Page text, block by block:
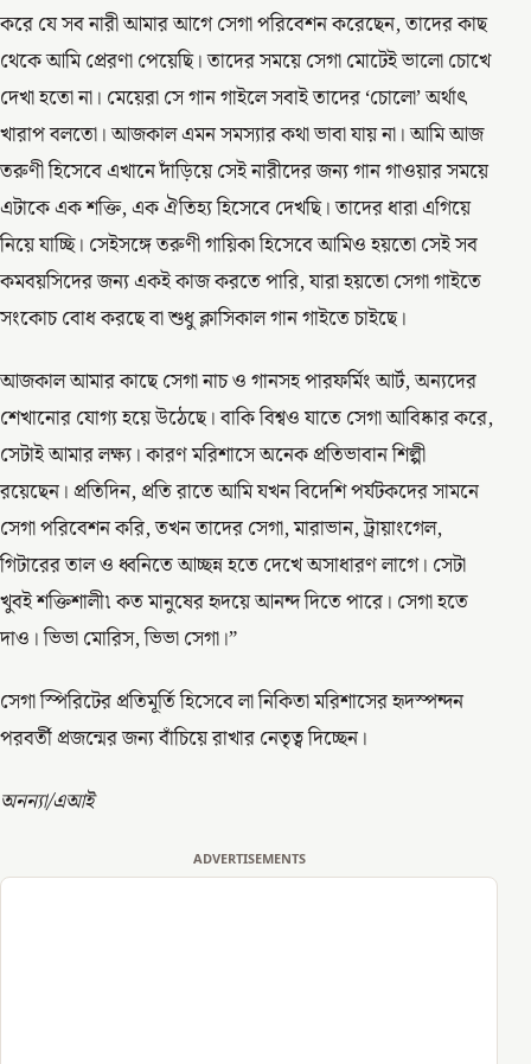
করে যে সব নারী আমার আগে সেগা পরিবেশন করেছেন, তাদের কাছ
থেকে আমি প্রেরণা পেয়েছি। তাদের সময়ে সেগা মোটেই ভালো চোখে
দেখা হতো না। মেয়েরা সে গান গাইলে সবাই তাদের ‘চোলো’ অর্থাৎ
খারাপ বলতো। আজকাল এমন সমস্যার কথা ভাবা যায় না। আমি আজ
তরুণী হিসেবে এখানে দাঁড়িয়ে সেই নারীদের জন্য গান গাওয়ার সময়ে
এটাকে এক শক্তি, এক ঐতিহ্য হিসেবে দেখছি। তাদের ধারা এগিয়ে
নিয়ে যাচ্ছি। সেইসঙ্গে তরুণী গায়িকা হিসেবে আমিও হয়তো সেই সব
কমবয়সিদের জন্য একই কাজ করতে পারি, যারা হয়তো সেগা গাইতে
সংকোচ বোধ করছে বা শুধু ক্লাসিকাল গান গাইতে চাইছে।
আজকাল আমার কাছে সেগা নাচ ও গানসহ পারফর্মিং আর্ট, অন্যদের
শেখানোর যোগ্য হয়ে উঠেছে। বাকি বিশ্বও যাতে সেগা আবিষ্কার করে,
সেটাই আমার লক্ষ্য। কারণ মরিশাসে অনেক প্রতিভাবান শিল্পী
রয়েছেন। প্রতিদিন, প্রতি রাতে আমি যখন বিদেশি পর্যটকদের সামনে
সেগা পরিবেশন করি, তখন তাদের সেগা, মারাভান, ট্রায়াংগেল,
গিটারের তাল ও ধ্বনিতে আচ্ছন্ন হতে দেখে অসাধারণ লাগে। সেটা
খুবই শক্তিশালী৷ কত মানুষের হৃদয়ে আনন্দ দিতে পারে। সেগা হতে
দাও। ভিভা মোরিস, ভিভা সেগা।”
সেগা স্পিরিটের প্রতিমূর্তি হিসেবে লা নিকিতা মরিশাসের হৃদস্পন্দন
পরবর্তী প্রজন্মের জন্য বাঁচিয়ে রাখার নেতৃত্ব দিচ্ছেন।
অনন্যা/এআই
ADVERTISEMENTS